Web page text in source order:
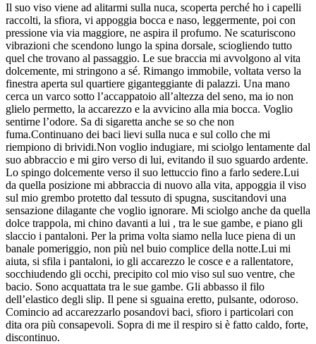
Il suo viso viene ad alitarmi sulla nuca, scoperta perché ho i capelli
raccolti, la sfiora, vi appoggia bocca e naso, leggermente, poi con
pressione via via maggiore, ne aspira il profumo. Ne scaturiscono
vibrazioni che scendono lungo la spina dorsale, sciogliendo tutto
quel che trovano al passaggio. Le sue braccia mi avvolgono al vita
dolcemente, mi stringono a sé. Rimango immobile, voltata verso la
finestra aperta sul quartiere giganteggiante di palazzi. Una mano
cerca un varco sotto l’accappatoio all’altezza del seno, ma io non
glielo permetto, la accarezzo e la avvicino alla mia bocca. Voglio
sentirne l’odore. Sa di sigaretta anche se so che non
fuma.Continuano dei baci lievi sulla nuca e sul collo che mi
riempiono di brividi.Non voglio indugiare, mi sciolgo lentamente dal
suo abbraccio e mi giro verso di lui, evitando il suo sguardo ardente.
Lo spingo dolcemente verso il suo lettuccio fino a farlo sedere.Lui
da quella posizione mi abbraccia di nuovo alla vita, appoggia il viso
sul mio grembo protetto dal tessuto di spugna, suscitandovi una
sensazione dilagante che voglio ignorare. Mi sciolgo anche da quella
dolce trappola, mi chino davanti a lui , tra le sue gambe, e piano gli
slaccio i pantaloni. Per la prima volta siamo nella luce piena di un
banale pomeriggio, non più nel buio complice della notte.Lui mi
aiuta, si sfila i pantaloni, io gli accarezzo le cosce e a rallentatore,
socchiudendo gli occhi, precipito col mio viso sul suo ventre, che
bacio. Sono acquattata tra le sue gambe. Gli abbasso il filo
dell’elastico degli slip. Il pene si sguaina eretto, pulsante, odoroso.
Comincio ad accarezzarlo posandovi baci, sfioro i particolari con
dita ora più consapevoli. Sopra di me il respiro si è fatto caldo, forte,
discontinuo.